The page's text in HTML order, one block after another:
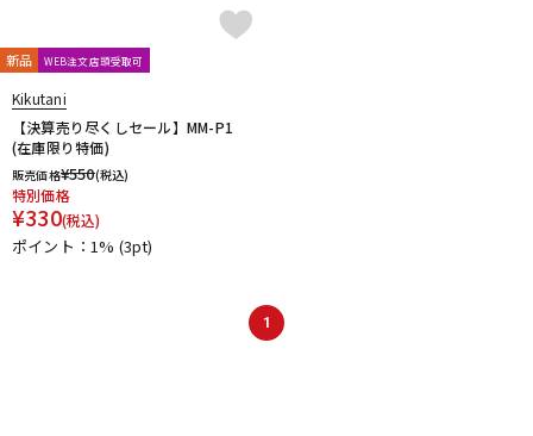
DJ機器
新品 WEB注文店頭受取可
Kikutani
【決算売り尽くしセール】MM-P1
(在庫限り特価)
販売価格¥550(税込)
特別価格
¥330(税込)
ポイント：1% (3pt)
1